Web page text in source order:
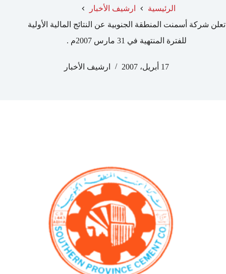
الرئيسية
ارشيف الأخبار
تعلن شركة أسمنت المنطقة الجنوبية عن النتائج المالية الأولية
للفترة المنتهية في 31 مارس 2007م .
17 أبريل، 2007 ارشيف الأخبار